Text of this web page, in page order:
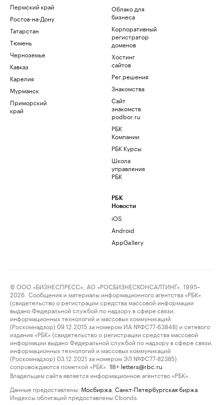
Пермский край
Ростов-на-Дону
Татарстан
Тюмень
Черноземье
Кавказ
Карелия
Мурманск
Приморский
край
Облако для
бизнеса
Корпоративный
регистратор
доменов
Хостинг
сайтов
Рег.решения
Знакомства
Сайт
знакомств
podbor.ru
РБК
Компании
РБК Курсы
Школа
управления
РБК
РБК
Новости
iOS
Android
AppGallery
© ООО «БИЗНЕСПРЕСС», АО «РОСБИЗНЕСКОНСАЛТИНГ», 1995–
2026. Сообщения и материалы информационного агентства «РБК»
(свидетельство о регистрации средства массовой информации
выдано Федеральной службой по надзору в сфере связи,
информационных технологий и массовых коммуникаций
(Роскомнадзор) 09.12.2015 за номером ИА №ФС77-63848) и сетевого
издания «РБК» (свидетельство о регистрации средства массовой
информации выдано Федеральной службой по надзору в сфере связи,
информационных технологий и массовых коммуникаций
(Роскомнадзор) 03.12.2021 за номером ЭЛ №ФС77-82385)
сопровождаются пометкой «РБК».
18+ letters@rbc.ru
Владельцем сайта является информационное агентство «РБК».
Данные предоставлены: Мосбиржа Санкт-Петербургская биржа
Индексы облигаций предоставлены Cbonds.